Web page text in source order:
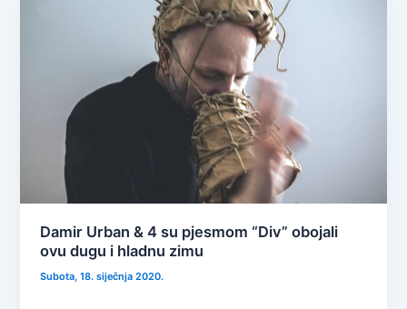
Damir Urban & 4 su pjesmom “Div” obojali
ovu dugu i hladnu zimu
Subota, 18. siječnja 2020.